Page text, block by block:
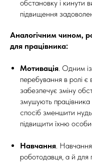
обстановку і кинути
підвищення
Аналогічним чином,
для працівника:
Мотивація . Одним
перебування в ролі є
забезпечує зміну
змушують
спосіб зменшити
підвищити їхню
Навчання .
роботодавця, а й для